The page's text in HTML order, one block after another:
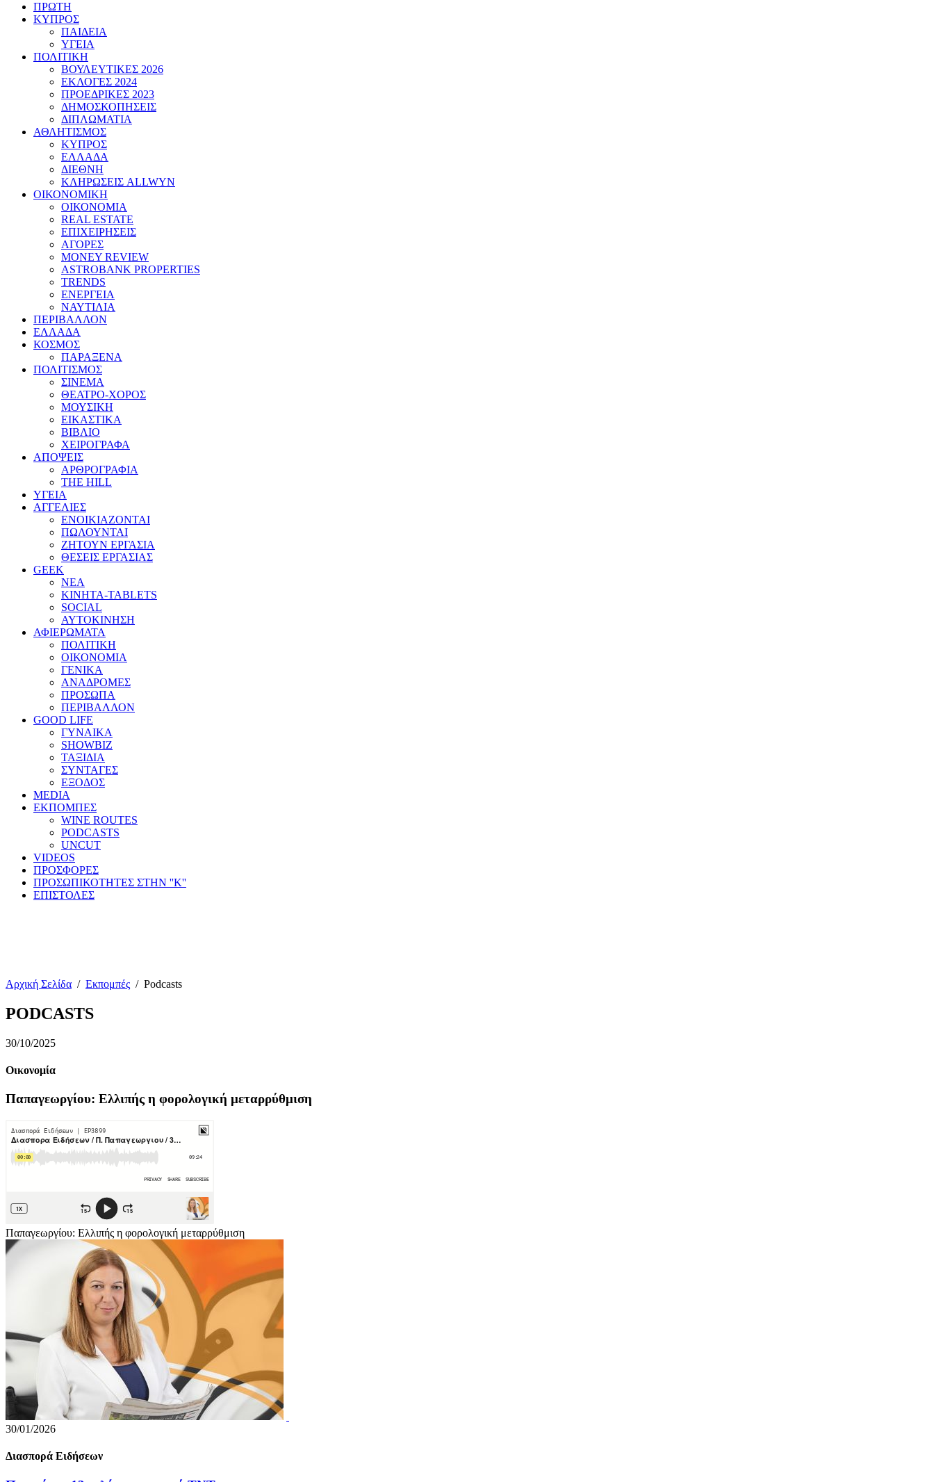
ΠΡΩΤΗ
ΚΥΠΡΟΣ
ΠΑΙΔΕΙΑ
ΥΓΕΙΑ
ΠΟΛΙΤΙΚΗ
ΒΟΥΛΕΥΤΙΚΕΣ 2026
ΕΚΛΟΓΕΣ 2024
ΠΡΟΕΔΡΙΚΕΣ 2023
ΔΗΜΟΣΚΟΠΗΣΕΙΣ
ΔΙΠΛΩΜΑΤΙΑ
ΑΘΛΗΤΙΣΜΟΣ
ΚΥΠΡΟΣ
ΕΛΛΑΔΑ
ΔΙΕΘΝΗ
ΚΛΗΡΩΣΕΙΣ ALLWYN
ΟΙΚΟΝΟΜΙΚΗ
ΟΙΚΟΝΟΜΙΑ
REAL ESTATE
ΕΠΙΧΕΙΡΗΣΕΙΣ
ΑΓΟΡΕΣ
MONEY REVIEW
ASTROBANK PROPERTIES
TRENDS
ΕΝΕΡΓΕΙΑ
ΝΑΥΤΙΛΙΑ
ΠΕΡΙΒΑΛΛΟΝ
ΕΛΛΑΔΑ
ΚΟΣΜΟΣ
ΠΑΡΑΞΕΝΑ
ΠΟΛΙΤΙΣΜΟΣ
ΣΙΝΕΜΑ
ΘΕΑΤΡΟ-ΧΟΡΟΣ
ΜΟΥΣΙΚΗ
ΕΙΚΑΣΤΙΚΑ
ΒΙΒΛΙΟ
ΧΕΙΡΟΓΡΑΦΑ
ΑΠΟΨΕΙΣ
ΑΡΘΡΟΓΡΑΦΙΑ
THE HILL
ΥΓΕΙΑ
ΑΓΓΕΛΙΕΣ
ΕΝΟΙΚΙΑΖΟΝΤΑΙ
ΠΩΛΟΥΝΤΑΙ
ΖΗΤΟΥΝ ΕΡΓΑΣΙΑ
ΘΕΣΕΙΣ ΕΡΓΑΣΙΑΣ
GEEK
ΝΕΑ
ΚΙΝΗΤΑ-TABLETS
SOCIAL
ΑΥΤΟΚΙΝΗΣΗ
ΑΦΙΕΡΩΜΑΤΑ
ΠΟΛΙΤΙΚΗ
ΟΙΚΟΝΟΜΙΑ
ΓΕΝΙΚΑ
ΑΝΑΔΡΟΜΕΣ
ΠΡΟΣΩΠΑ
ΠΕΡΙΒΑΛΛΟΝ
GOOD LIFE
ΓΥΝΑΙΚΑ
SHOWBIZ
ΤΑΞΙΔΙΑ
ΣΥΝΤΑΓΕΣ
ΕΞΟΔΟΣ
MEDIA
ΕΚΠΟΜΠΕΣ
WINE ROUTES
PODCASTS
UNCUT
VIDEOS
ΠΡΟΣΦΟΡΕΣ
ΠΡΟΣΩΠΙΚΟΤΗΤΕΣ ΣΤΗΝ ''Κ''
ΕΠΙΣΤΟΛΕΣ
Αρχική Σελίδα / Εκπομπές / Podcasts
PODCASTS
30/10/2025
Οικονομία
Παπαγεωργίου: Ελλιπής η φορολογική μεταρρύθμιση
Παπαγεωργίου: Ελλιπής η φορολογική μεταρρύθμιση
30/01/2026
Διασπορά Ειδήσεων